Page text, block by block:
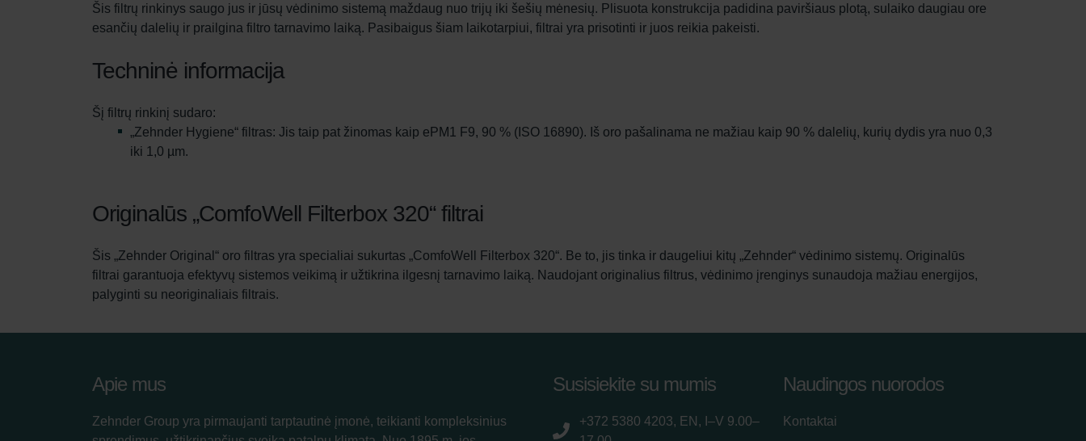
Šis filtrų rinkinys saugo jus ir jūsų vėdinimo sistemą maždaug nuo trijų iki šešių mėnesių. Plisuota konstrukcija padidina paviršiaus plotą, sulaiko daugiau ore
esančių dalelių ir prailgina filtro tarnavimo laiką. Pasibaigus šiam laikotarpiui, filtrai yra prisotinti ir juos reikia pakeisti.
Techninė informacija
Šį filtrų rinkinį sudaro:
„Zehnder Hygiene“ filtras: Jis taip pat žinomas kaip ePM1 F9, 90 % (ISO 16890). Iš oro pašalinama ne mažiau kaip 90 % dalelių, kurių dydis yra nuo 0,3
iki 1,0 µm.
Originalūs „ComfoWell Filterbox 320“ filtrai
Šis „Zehnder Original“ oro filtras yra specialiai sukurtas „ComfoWell Filterbox 320“. Be to, jis tinka ir daugeliui kitų „Zehnder“ vėdinimo sistemų. Originalūs
filtrai garantuoja efektyvų sistemos veikimą ir užtikrina ilgesnį tarnavimo laiką. Naudojant originalius filtrus, vėdinimo įrenginys sunaudoja mažiau energijos,
palyginti su neoriginaliais filtrais.
Apie mus
Zehnder Group yra pirmaujanti tarptautinė įmonė, teikianti kompleksinius
Susisiekite su mumis
+372 5380 4203, EN, I–V 9.00–
Naudingos nuorodos
Kontaktai